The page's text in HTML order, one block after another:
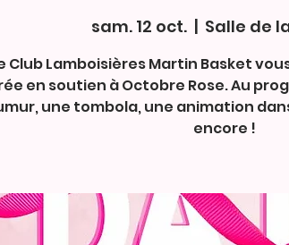
sam. 12 oct.
  |
Salle de
Club Lamboisières Martin Basket
en soutien à Octobre Rose. Au
une tombola, une animation
encore !